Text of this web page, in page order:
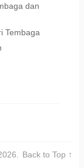
dan
Tembaga
Back to Top ↑